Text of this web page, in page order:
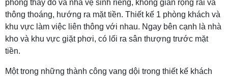
phòng thay đồ và nhà vệ sinh riêng, không gian rộng rãi và
thông thoáng, hướng ra mặt tiền. Thiết kế 1 phòng khách và
khu vực làm việc liên thông với nhau. Ngay bên cạnh là nhà
kho và khu vực giặt phơi, có lối ra sân thượng trước mặt
tiền.
Một trong những thành công vang dội trong thiết kế khách